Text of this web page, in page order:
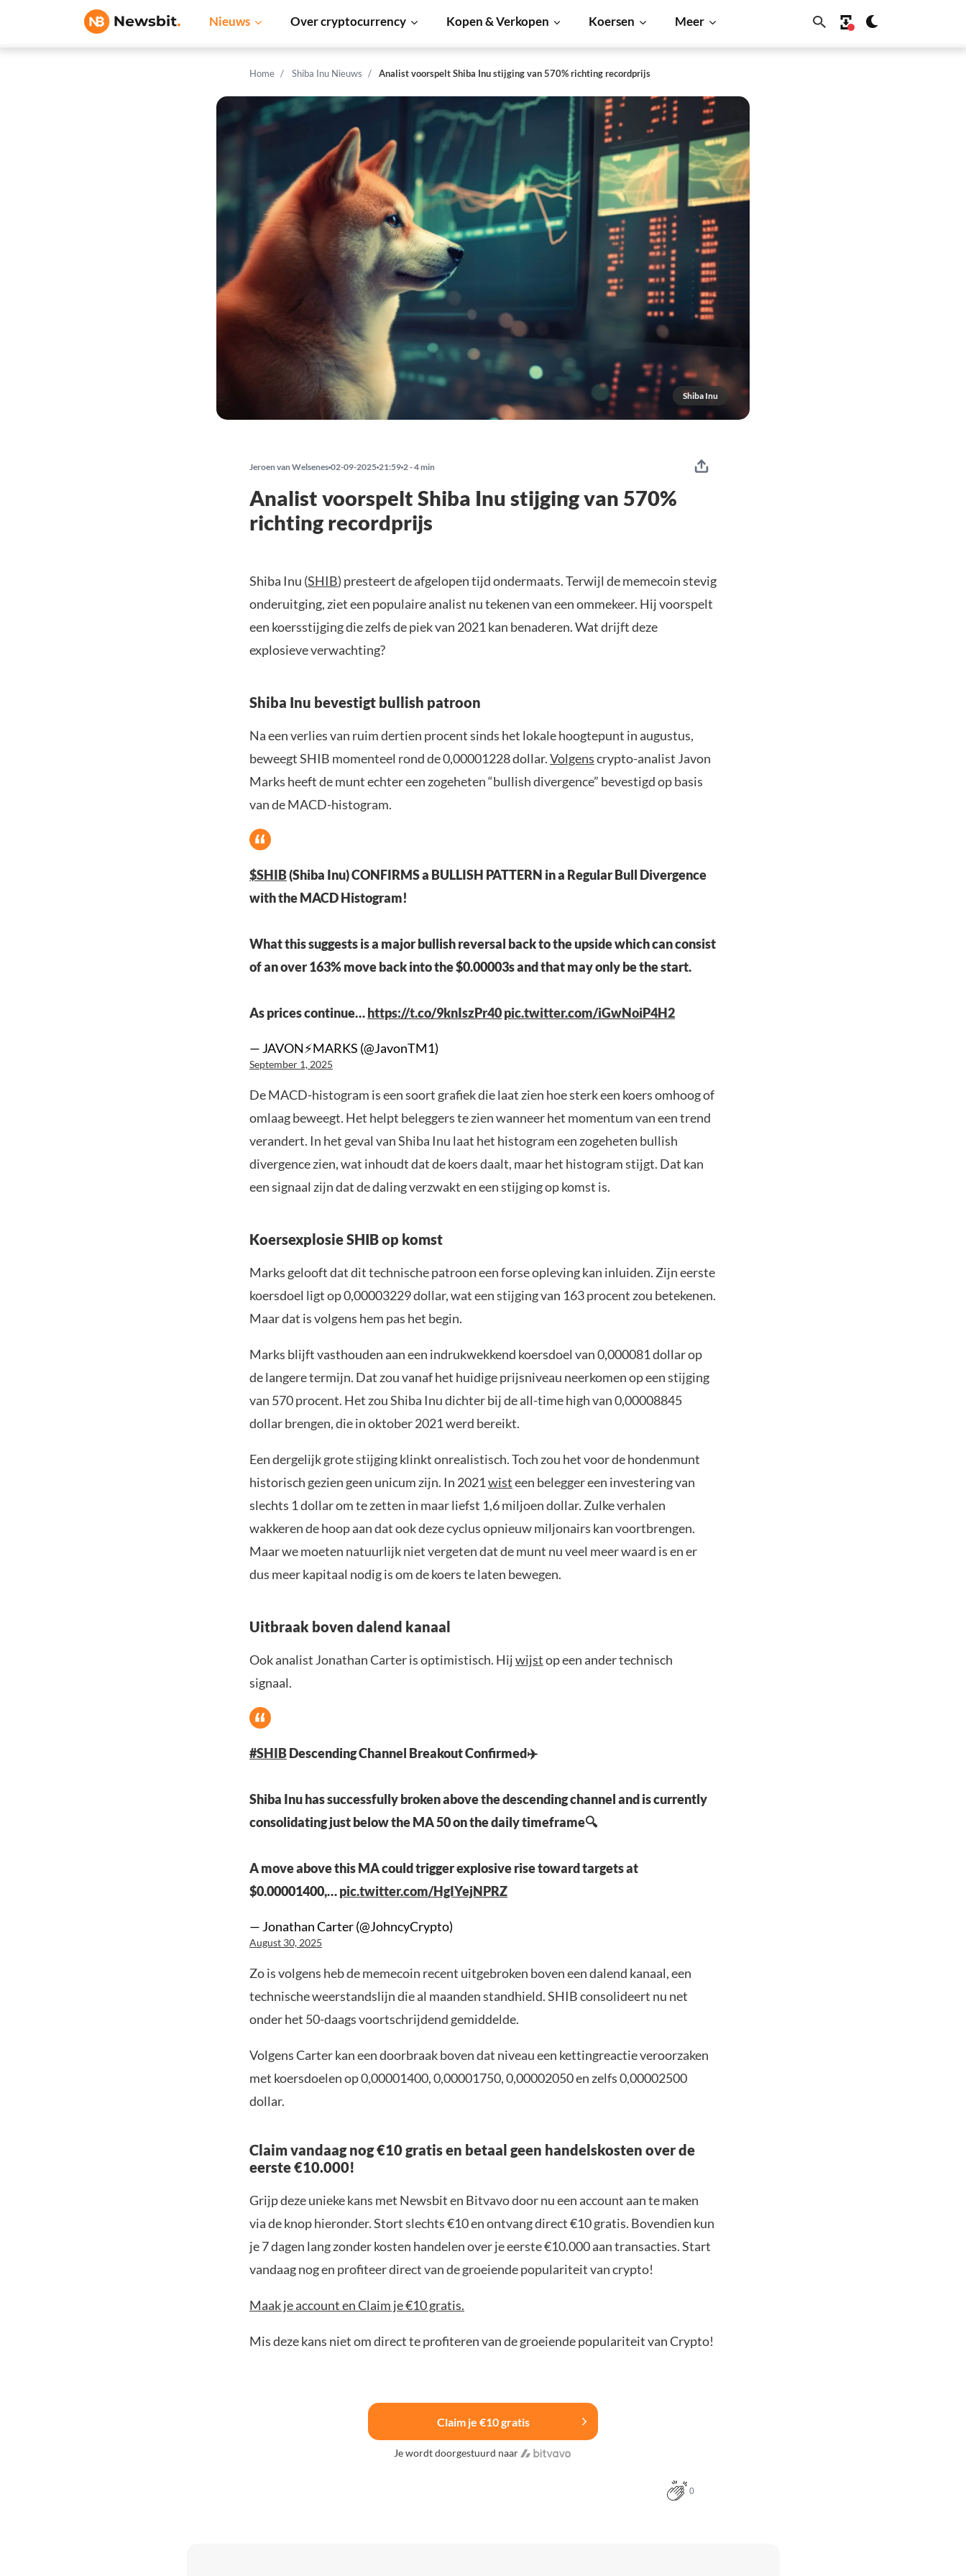
Nieuws Over cryptocurrency Kopen & Verkopen Koersen Meer
Home Shiba Inu Nieuws Analist voorspelt Shiba Inu stijging van 570% richting recordprijs
Shiba Inu
Jeroen van Welsenes 02-09-2025 21:59 2 - 4 min
Analist voorspelt Shiba Inu stijging van 570%
richting recordprijs
Shiba Inu (SHIB) presteert de afgelopen tijd ondermaats. Terwijl de memecoin stevig
onderuitging, ziet een populaire analist nu tekenen van een ommekeer. Hij voorspelt
een koersstijging die zelfs de piek van 2021 kan benaderen. Wat drijft deze
explosieve verwachting?
Shiba Inu bevestigt bullish patroon
Na een verlies van ruim dertien procent sinds het lokale hoogtepunt in augustus,
beweegt SHIB momenteel rond de 0,00001228 dollar.Volgenscrypto-analist Javon
Marks heeft de munt echter een zogeheten “bullish divergence” bevestigd op basis
van de MACD-histogram.
$SHIB(Shiba Inu) CONFIRMS a BULLISH PATTERN in a Regular Bull Divergence
with the MACD Histogram!
What this suggests is a major bullish reversal back to the upside which can consist
of an over 163% move back into the $0.00003s and that may only be the start.
As prices continue…https://t.co/9knIszPr40pic.twitter.com/iGwNoiP4H2
— JAVON⚡️MARKS (@JavonTM1)
September 1, 2025
De MACD-histogram is een soort grafiek die laat zien hoe sterk een koers omhoog of
omlaag beweegt. Het helpt beleggers te zien wanneer het momentum van een trend
verandert. In het geval van Shiba Inu laat het histogram een zogeheten bullish
divergence zien, wat inhoudt dat de koers daalt, maar het histogram stijgt. Dat kan
een signaal zijn dat de daling verzwakt en een stijging op komst is.
Koersexplosie SHIB op komst
Marks gelooft dat dit technische patroon een forse opleving kan inluiden. Zijn eerste
koersdoel ligt op 0,00003229 dollar, wat een stijging van 163 procent zou betekenen.
Maar dat is volgens hem pas het begin.
Marks blijft vasthouden aan een indrukwekkend koersdoel van 0,000081 dollar op
de langere termijn. Dat zou vanaf het huidige prijsniveau neerkomen op een stijging
van 570 procent. Het zou Shiba Inu dichter bij de all-time high van 0,00008845
dollar brengen, die in oktober 2021 werd bereikt.
Een dergelijk grote stijging klinkt onrealistisch. Toch zou het voor de hondenmunt
historisch gezien geen unicum zijn. In 2021wisteen belegger een investering van
slechts 1 dollar om te zetten in maar liefst 1,6 miljoen dollar. Zulke verhalen
wakkeren de hoop aan dat ook deze cyclus opnieuw miljonairs kan voortbrengen.
Maar we moeten natuurlijk niet vergeten dat de munt nu veel meer waard is en er
dus meer kapitaal nodig is om de koers te laten bewegen.
Uitbraak boven dalend kanaal
Ook analist Jonathan Carter is optimistisch. Hijwijstop een ander technisch
signaal.
#SHIBDescending Channel Breakout Confirmed✈️
Shiba Inu has successfully broken above the descending channel and is currently
consolidating just below the MA 50 on the daily timeframe🔍
A move above this MA could trigger explosive rise toward targets at
$0.00001400,…pic.twitter.com/HgIYejNPRZ
— Jonathan Carter (@JohncyCrypto)
August 30, 2025
Zo is volgens heb de memecoin recent uitgebroken boven een dalend kanaal, een
technische weerstandslijn die al maanden standhield. SHIB consolideert nu net
onder het 50-daags voortschrijdend gemiddelde.
Volgens Carter kan een doorbraak boven dat niveau een kettingreactie veroorzaken
met koersdoelen op 0,00001400, 0,00001750, 0,00002050 en zelfs 0,00002500
dollar.
Claim vandaag nog €10 gratis en betaal geen handelskosten over de
eerste €10.000!
Grijp deze unieke kans met Newsbit en Bitvavo door nu een account aan te maken
via de knop hieronder. Stort slechts €10 en ontvang direct €10 gratis. Bovendien kun
je 7 dagen lang zonder kosten handelen over je eerste €10.000 aan transacties. Start
vandaag nog en profiteer direct van de groeiende populariteit van crypto!
Maak je account en Claim je €10 gratis.
Mis deze kans niet om direct te profiteren van de groeiende populariteit van Crypto!
Claim je €10 gratis
Je wordt doorgestuurd naar
0